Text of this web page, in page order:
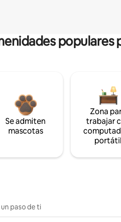
populares
Se admiten
mascotas
Zona
trabajar
portátil
paso de ti